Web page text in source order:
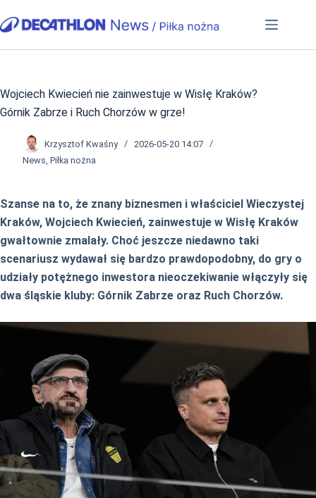
do
Wojciech Kwiecień nie zainwestuje w Wisłę Kraków?
Górnik Zabrze i Ruch Chorzów w grze!
Krzysztof Kwaśny
2026-05-20 14:07
News, Piłka nożna
Szanse na to, że znany biznesmen i właściciel Wieczystej
Kraków, Wojciech Kwiecień, zainwestuje w Wisłę Kraków
gwałtownie zmalały. Choć jeszcze niedawno taki
scenariusz wydawał się bardzo prawdopodobny, do gry o
udziały potężnego inwestora nieoczekiwanie włączyły się
dwa śląskie kluby: Górnik Zabrze oraz Ruch Chorzów.